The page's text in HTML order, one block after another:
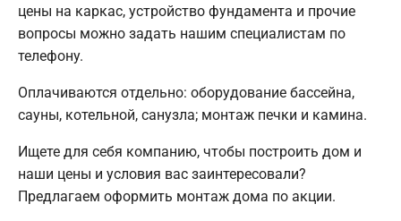
цены на каркас, устройство фундамента и прочие
вопросы можно задать нашим специалистам по
телефону.
Оплачиваются отдельно: оборудование бассейна,
сауны, котельной, санузла; монтаж печки и камина.
Ищете для себя компанию, чтобы построить дом и
наши цены и условия вас заинтересовали?
Предлагаем оформить монтаж дома по акции.